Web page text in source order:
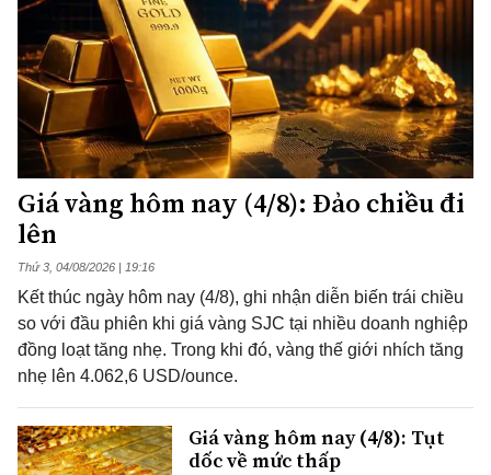
Giá vàng hôm nay (4/8): Đảo chiều đi
lên
Thứ 3, 04/08/2026 | 19:16
Kết thúc ngày hôm nay (4/8), ghi nhận diễn biến trái chiều
so với đầu phiên khi giá vàng SJC tại nhiều doanh nghiệp
đồng loạt tăng nhẹ. Trong khi đó, vàng thế giới nhích tăng
nhẹ lên 4.062,6 USD/ounce.
Giá vàng hôm nay (4/8): Tụt
dốc về mức thấp